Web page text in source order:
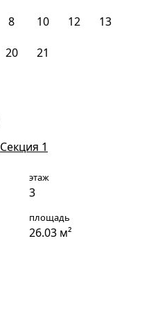
8 10 12 13
20 21
Секция 1
этаж
3
площадь
26.03 м²